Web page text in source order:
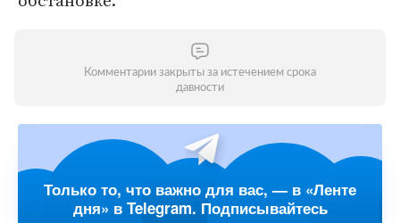
Комментарии закрыты за истечением срока
давности
Только то, что важно для вас, — в «Ленте
дня» в Telegram. Подписывайтесь